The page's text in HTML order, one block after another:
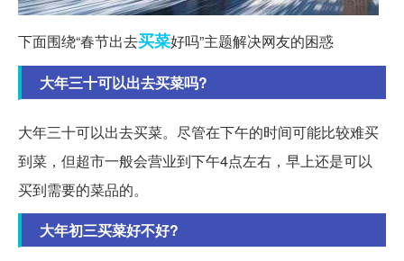
下面围绕“春节出去买菜好吗”主题解决网友的困惑
大年三十可以出去买菜吗?
大年三十可以出去买菜。尽管在下午的时间可能比较难买
到菜，但超市一般会营业到下午4点左右，早上还是可以
买到需要的菜品的。
大年初三买菜好不好?